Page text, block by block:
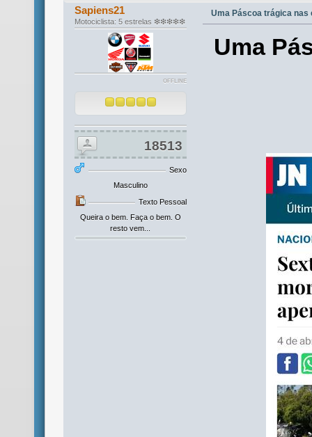
Sapiens21
Motociclista: 5 estrelas ❇❇❇❇❇
OFFLINE
18513
Sexo
Masculino
Texto Pessoal
Queira o bem. Faça o bem. O
resto vem...
Uma Páscoa trágica
Uma